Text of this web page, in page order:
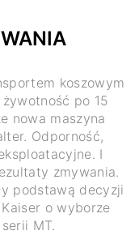
koszowym
po 15
nowa maszyna
Odporność,
I
zmywania.
podstawą decyzji
o wyborze
MT.